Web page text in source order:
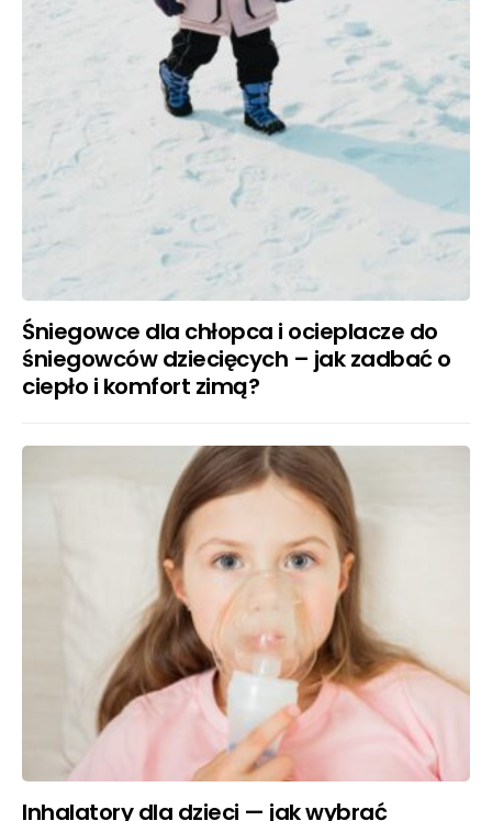
Śniegowce dla chłopca i ocieplacze do
śniegowców dziecięcych – jak zadbać o
ciepło i komfort zimą?
Inhalatory dla dzieci — jak wybrać